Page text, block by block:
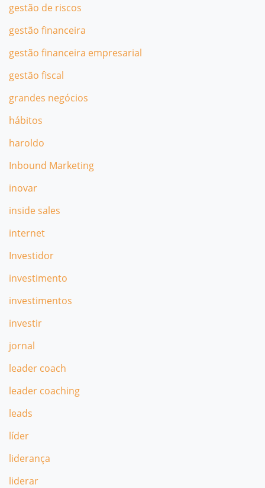
gestão de riscos
gestão financeira
gestão financeira empresarial
gestão fiscal
grandes negócios
hábitos
haroldo
Inbound Marketing
inovar
inside sales
internet
Investidor
investimento
investimentos
investir
jornal
leader coach
leader coaching
leads
líder
liderança
liderar